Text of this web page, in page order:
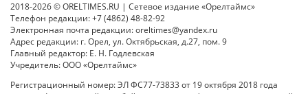
2018-2026 © ORELTIMES.RU | Сетевое издание «Орелтаймс»
Телефон редакции: +7 (4862) 48-82-92
Электронная почта редакции: oreltimes@yandex.ru
Адрес редакции: г. Орел, ул. Октябрьская, д.27, пом. 9
Главный редактор: Е. Н. Годлевская
Учредитель: ООО «Орелтаймс»
Регистрационный номер: ЭЛ ФС77-73833 от 19 октября 2018 года